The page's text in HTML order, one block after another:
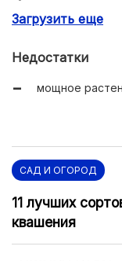
высокая
Загрузить еще
Недостатки
мощное
САД И ОГОРОД
11 лучших
квашения